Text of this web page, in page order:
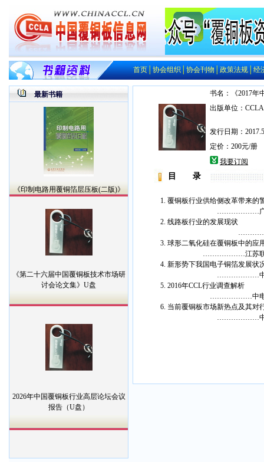
首页│协会组织│协会刊物│政策法规│经
最新书籍
《印制电路用覆铜箔层压板(二版)》
《第二十六届中国覆铜板技术市场研
讨会论文集》U盘
2026年中国覆铜板行业高层论坛会议
报告（U盘）
书名：《2017年
出版单位：CCLA
发行日期：
定价：200元/册
我要订阅
目 录
1. 覆铜板行业供给侧改革带来的
………………广东生益科
2. 线路板行业的发展现状
……………广东省印制
3. 球形二氧化硅在覆铜板中的应
………………江苏联瑞新材
4. 新形势下我国电子铜箔发展状
………………中电材协电
5. 2016年CCL行业调查解析
………………中电材协覆铜
6. 当前覆铜板市场新热点及其对
………………中电材协覆